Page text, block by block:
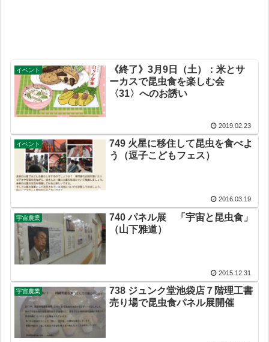
イベント
《終了》3月9日（土）：米とサ
ーカスで昆虫食を楽しむ会
〈31〉へのお誘い
2019.02.23
イベント
749 火星に移住して昆虫を食べよ
う（逗子こどもフェス）
2016.03.19
宇宙農業
740 パネル展 「宇宙と昆虫食」
（山下雅道）
2015.12.31
宇宙農業
738 ジュンク堂池袋店７階理工書
売り場で昆虫食パネル展開催